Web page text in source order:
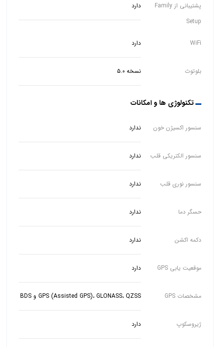
پشتیبانی از Family
Setup
دارد
WiFi دارد
بلوتوث نسخه ۵.۰
تکنولوژی ها و امکانات
سنسور اکسیژن خون ندارد
سنسور الکتریکی قلب ندارد
سنسور نوری قلب ندارد
حسگر دما ندارد
دکمه اکشن ندارد
موقعیت یابی GPS دارد
مشخصات GPS GPS (Assisted GPS)، GLONASS، QZSS و BDS
ژیروسکوپ دارد